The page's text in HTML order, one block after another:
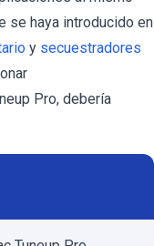
se haya introducido en
y secuestradores
Pro, debería